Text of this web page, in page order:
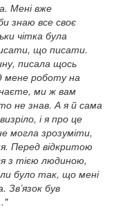
Мені вже
знаю все своє
чітка була
що писати.
писала щось
мене роботу на
ми ж вам
не знав. А я й сама
і я про це
могла зрозуміти,
Перед відкритою
з тією людиною,
було так, що мені
Зв’язок був